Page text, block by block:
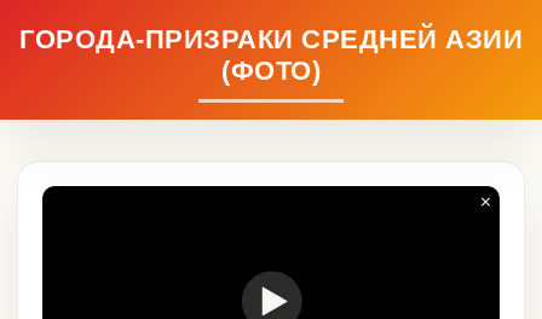
ГОРОДА-ПРИЗРАКИ СРЕДНЕЙ АЗИИ
(ФОТО)